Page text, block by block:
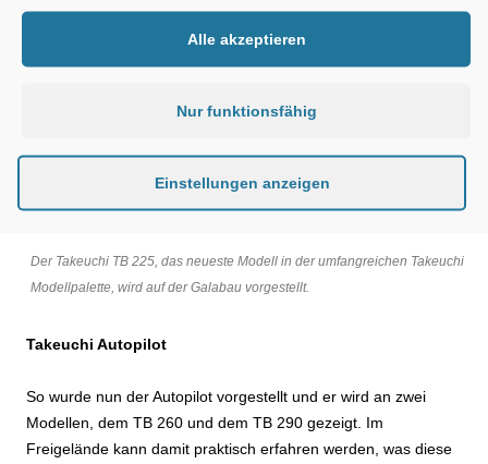
Der Takeuchi TB 225, das neueste Modell in der umfangreichen Takeuchi
Modellpalette, wird auf der Galabau vorgestellt.
Takeuchi Autopilot
So wurde nun der Autopilot vorgestellt und er wird an zwei
Modellen, dem TB 260 und dem TB 290 gezeigt. Im
Freigelände kann damit praktisch erfahren werden, was diese
Alle akzeptieren
Nur funktionsfähig
Einstellungen anzeigen